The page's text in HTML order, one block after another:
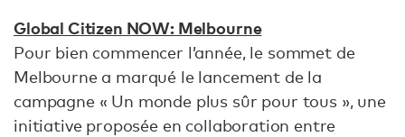
Global Citizen NOW: Melbourne
Pour bien commencer l’année, le sommet de
Melbourne a marqué le lancement de la
campagne « Un monde plus sûr pour tous », une
initiative proposée en collaboration entre